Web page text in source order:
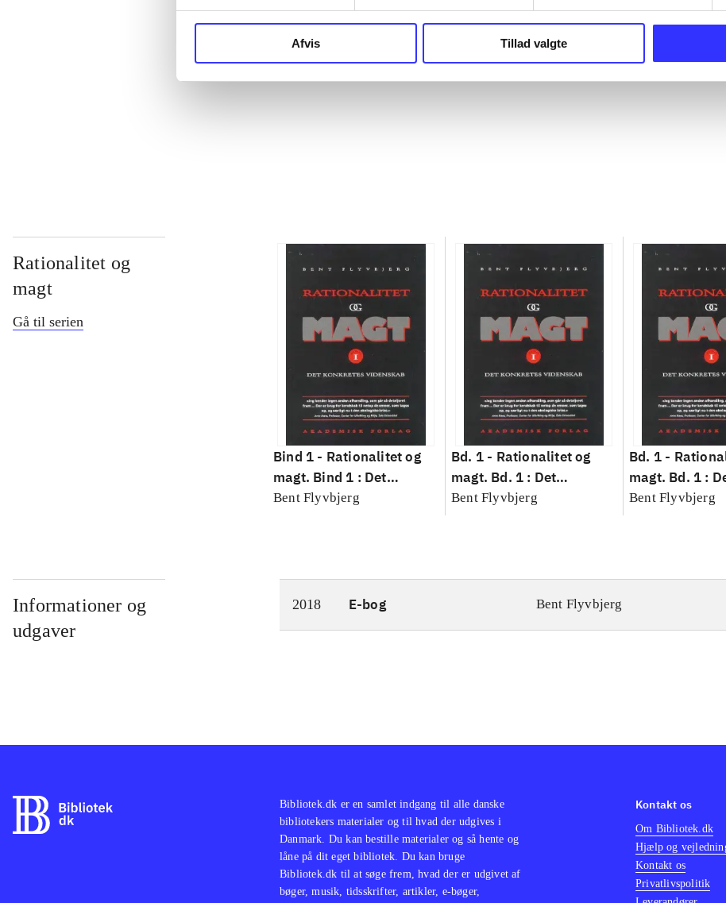
Afvis Tillad valgte
Rationalitet og
magt
Gå til serien
Bind 1 - Rationalitet og
magt. Bind 1 : Det
konkretes videnskab
Bent Flyvbjerg
Bd. 1 - Rationalitet og
magt. Bd. 1 : Det
konkretes videnskab
Bent Flyvbjerg
Bd. 1 -
magt. Bd. 1 :
konkretes
Bent Flyvbjerg
Informationer og
udgaver
2018 E-bog Bent Flyvbjerg
Bibliotek.dk er en samlet indgang til alle danske
bibliotekers materialer og til hvad der udgives i
Danmark. Du kan bestille materialer og så hente og
låne på dit eget bibliotek. Du kan bruge
Bibliotek.dk til at søge frem, hvad der er udgivet af
bøger, musik, tidsskrifter, artikler, e-bøger,
Kontakt os
Om Bibliotek.dk
Hjælp og
Kontakt os
Privatlivspolitik